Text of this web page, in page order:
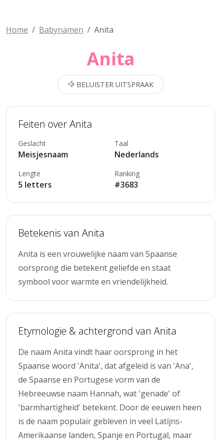
Home Babynamen Anita
Anita
BELUISTER UITSPRAAK
Feiten over Anita
Geslacht
Meisjesnaam
Taal
Nederlands
Lengte
5 letters
Ranking
#3683
Betekenis van Anita
Anita is een vrouwelijke naam van Spaanse
oorsprong die betekent geliefde en staat
symbool voor warmte en vriendelijkheid.
Etymologie & achtergrond van Anita
De naam Anita vindt haar oorsprong in het
Spaanse woord 'Anita', dat afgeleid is van 'Ana',
de Spaanse en Portugese vorm van de
Hebreeuwse naam Hannah, wat 'genade' of
'barmhartigheid' betekent. Door de eeuwen heen
is de naam populair gebleven in veel Latijns-
Amerikaanse landen, Spanje en Portugal, maar